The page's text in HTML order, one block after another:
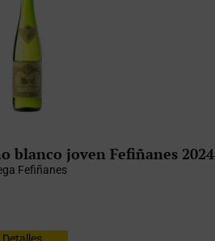
blanco joven Fefiñanes 2024
Fefiñanes